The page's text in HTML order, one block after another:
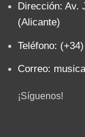
Dirección: Av.
(Alicante)
Teléfono:
Correo:
¡Síguenos!